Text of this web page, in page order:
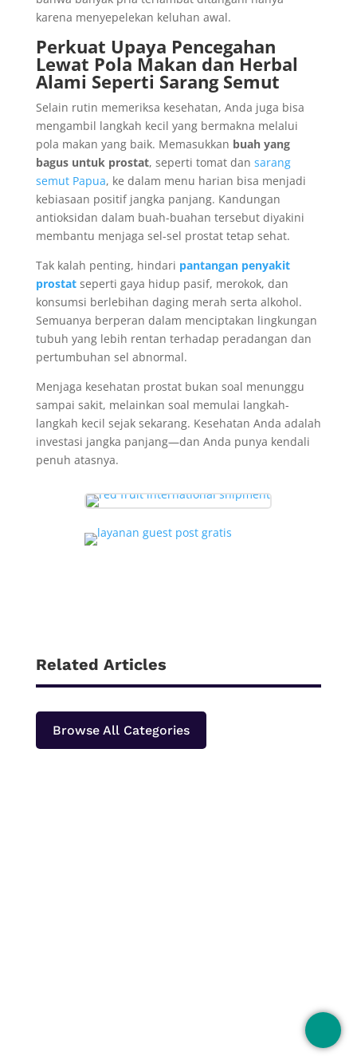
karena menyepelekan keluhan awal.
Perkuat Upaya Pencegahan
Lewat Pola Makan dan Herbal
Alami Seperti Sarang Semut
Selain rutin memeriksa kesehatan, Anda juga bisa
mengambil langkah kecil yang bermakna melalui
pola makan yang baik. Memasukkan buah yang
bagus untuk prostat, seperti tomat dan sarang
semut Papua, ke dalam menu harian bisa menjadi
kebiasaan positif jangka panjang. Kandungan
antioksidan dalam buah-buahan tersebut diyakini
membantu menjaga sel-sel prostat tetap sehat.
Tak kalah penting, hindari pantangan penyakit
prostatseperti gaya hidup pasif, merokok, dan
konsumsi berlebihan daging merah serta alkohol.
Semuanya berperan dalam menciptakan lingkungan
tubuh yang lebih rentan terhadap peradangan dan
pertumbuhan sel abnormal.
Menjaga kesehatan prostat bukan soal menunggu
sampai sakit, melainkan soal memulai langkah-
langkah kecil sejak sekarang. Kesehatan Anda adalah
investasi jangka panjang—dan Anda punya kendali
penuh atasnya.
Related Articles
Browse All Categories